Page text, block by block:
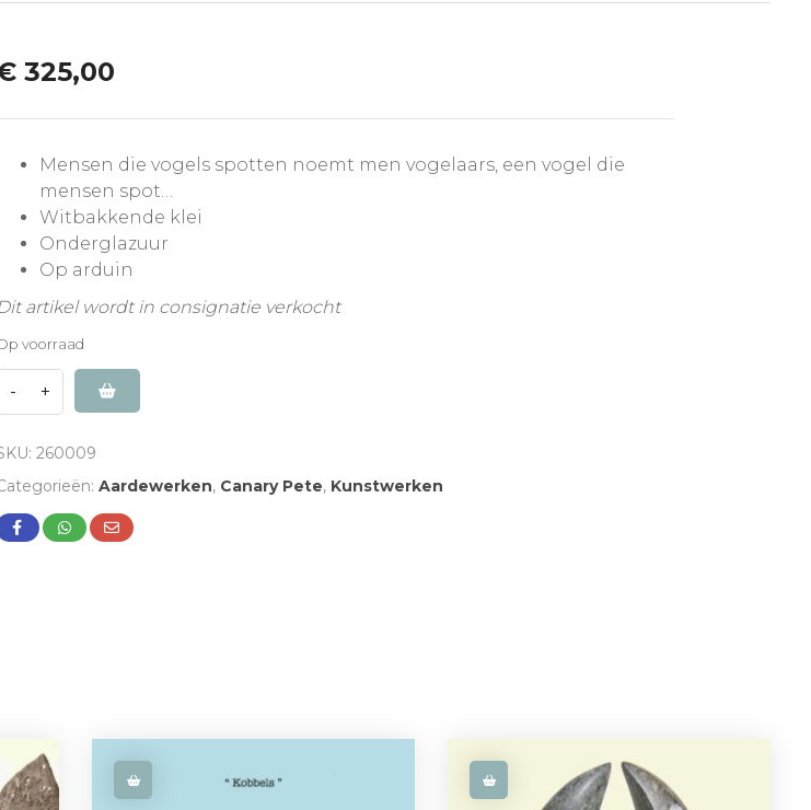
325,00
Mensen die vogels spotten noemt men vogelaars, een vogel die
mensen spot…
Witbakkende klei
Onderglazuur
Op arduin
artikel wordt in consignatie verkocht
voorraad
260009
Aardewerken, Canary Pete, Kunstwerken